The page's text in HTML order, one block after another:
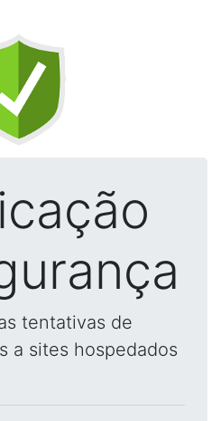
tentativas de
a sites hospedados